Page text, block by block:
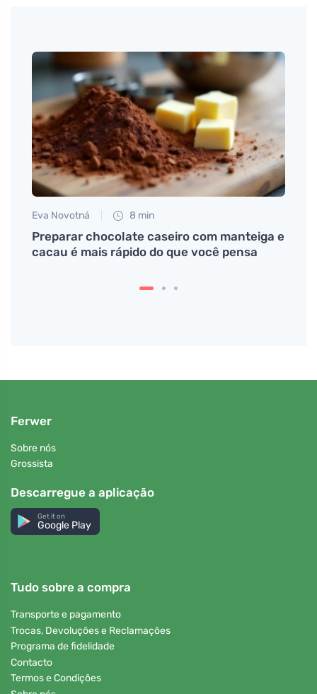
Eva Novotná 8 min
Preparar chocolate caseiro com manteiga e
cacau é mais rápido do que você pensa
Ferwer
Sobre nós
Grossista
Descarregue a aplicação
Get it on
Google Play
Tudo sobre a compra
Transporte e pagamento
Trocas, Devoluções e Reclamações
Programa de fidelidade
Contacto
Termos e Condições